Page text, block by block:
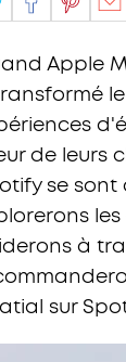
Apple
de leurs
se sont
à
sur